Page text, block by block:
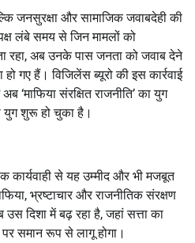
जनसुरक्षा और सामाजिक जवाबदेही की
लंबे समय से जिन मामलों को
रहा, अब उनके पास जनता को जवाब देने
गए हैं। विजिलेंस ब्यूरो की इस कार्रवाई
‘माफिया संरक्षित राजनीति’ का युग
युग शुरू हो चुका है।
कार्यवाही से यह उम्मीद और भी मजबूत
भ्रष्टाचार और राजनीतिक संरक्षण
दिशा में बढ़ रहा है, जहां सत्ता का
समान रूप से लागू होगा।